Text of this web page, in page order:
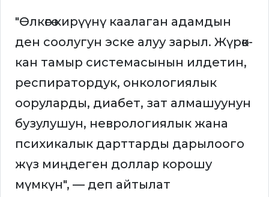
"Өлкөгө кирүүнү каалаган адамдын
ден соолугун эске алуу зарыл. Жүрөк-
кан тамыр системасынын илдетин,
респиратордук, онкологиялык
ооруларды, диабет, зат алмашуунун
бузулушун, неврологиялык жана
психикалык дарттарды дарылоого
жүз миңдеген доллар корошу
мүмкүн", — деп айтылат